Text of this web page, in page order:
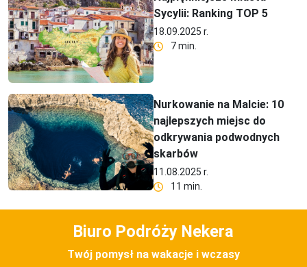
Sycylii: Ranking TOP 5
18.09.2025 r.
7 min.
Nurkowanie na Malcie: 10
najlepszych miejsc do
odkrywania podwodnych
skarbów
11.08.2025 r.
11 min.
Biuro Podróży Nekera
Twój pomysł na wakacje i wczasy